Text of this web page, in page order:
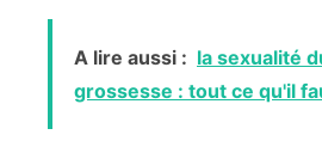
A lire aussi : la sexualité
grossesse : tout ce qu'il